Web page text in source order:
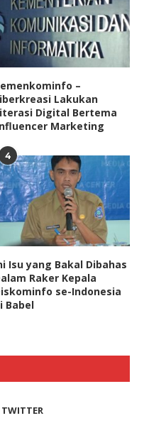
–
Lakukan
Digital Bertema
Marketing
4
Isu yang Bakal Dibahas
Raker Kepala
se-Indonesia
Babel
TWITTER